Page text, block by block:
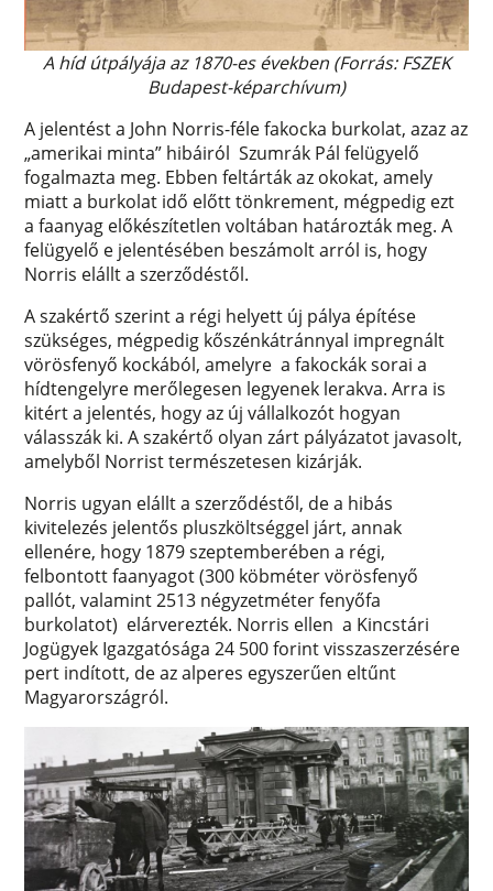
A híd útpályája az 1870-es években (Forrás: FSZEK
Budapest-képarchívum)
A jelentést a John Norris-féle fakocka burkolat, azaz az
„amerikai minta” hibáiról Szumrák Pál felügyelő
fogalmazta meg. Ebben feltárták az okokat, amely
miatt a burkolat idő előtt tönkrement, mégpedig ezt
a faanyag előkészítetlen voltában határozták meg. A
felügyelő e jelentésében beszámolt arról is, hogy
Norris elállt a szerződéstől.
A szakértő szerint a régi helyett új pálya építése
szükséges, mégpedig kőszénkátránnyal impregnált
vörösfenyő kockából, amelyre a fakockák sorai a
hídtengelyre merőlegesen legyenek lerakva. Arra is
kitért a jelentés, hogy az új vállalkozót hogyan
válasszák ki. A szakértő olyan zárt pályázatot javasolt,
amelyből Norrist természetesen kizárják.
Norris ugyan elállt a szerződéstől, de a hibás
kivitelezés jelentős pluszköltséggel járt, annak
ellenére, hogy 1879 szeptemberében a régi,
felbontott faanyagot (300 köbméter vörösfenyő
pallót, valamint 2513 négyzetméter fenyőfa
burkolatot) elárverezték. Norris ellen a Kincstári
Jogügyek Igazgatósága 24 500 forint visszaszerzésére
pert indított, de az alperes egyszerűen eltűnt
Magyarországról.